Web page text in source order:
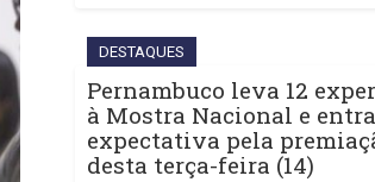
DESTAQUES
Pernambuco leva 12
à Mostra Nacional e
expectativa pela
desta terça-feira (14)